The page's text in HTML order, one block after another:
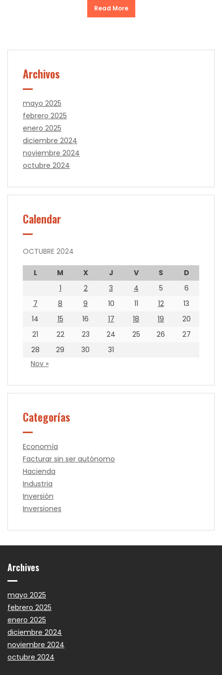
Read More
Archivos
mayo 2025
febrero 2025
enero 2025
diciembre 2024
noviembre 2024
octubre 2024
Calendar
OCTUBRE 2024
L M X J V S
D
1
2 3 4 5
6
7
8 9 10 11 12
13
14
15 16 17 18 19
20
21
22 23 24 25 26
27
28
29 30
31
Nov »
Categorías
Economía
Facturar sin ser autónomo
Hacienda
Industria
Inversión
Inversiones
Archives
mayo 2025
febrero 2025
enero 2025
diciembre 2024
noviembre 2024
octubre 2024